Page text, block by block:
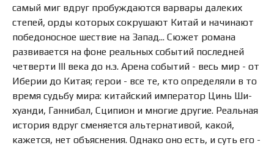
самый миг вдруг пробуждаются варвары далеких
степей, орды которых сокрушают Китай и начинают
победоносное шествие на Запад... Сюжет романа
развивается на фоне реальных событий последней
четверти III века до н.э. Арена событий - весь мир - от
Иберии до Китая; герои - все те, кто определяли в то
время судьбу мира: китайский император Цинь Ши-
хуанди, Ганнибал, Сципион и многие другие. Реальная
история вдруг сменяется альтернативой, какой,
кажется, нет объяснения. Однако оно есть, и суть его -